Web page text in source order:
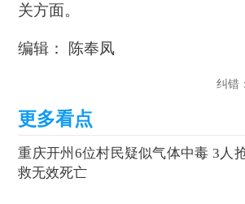
关方面。
编辑： 陈奉凤
纠错
重庆开州6位村民疑似气体中毒 3人
救无效死亡